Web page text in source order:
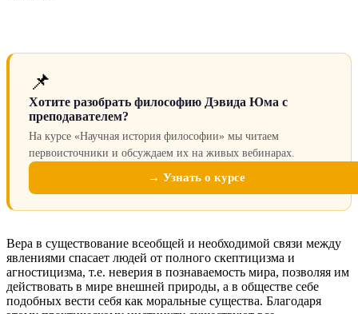
📌
Хотите разобрать философию Дэвида Юма с
преподавателем?
На курсе «Научная история философии» мы читаем
первоисточники и обсуждаем их на живых вебинарах.
→ Узнать о курсе
Вера в существование всеобщей и необходимой связи между
явлениями спасает людей от полного скептицизма и
агностицизма, т.е. неверия в познаваемость мира, позволяя им
действовать в мире внешней природы, а в обществе себе
подобных вести себя как моральные существа. Благодаря